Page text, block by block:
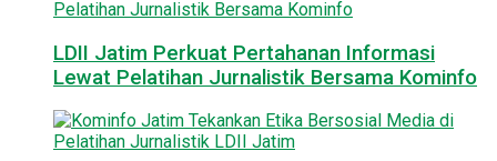
LDII Jatim Perkuat Pertahanan Informasi
Lewat Pelatihan Jurnalistik Bersama Kominfo